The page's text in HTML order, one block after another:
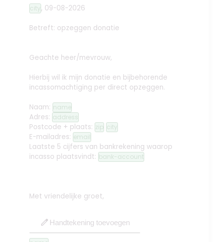
city, 09-08-2026
Betreft: opzeggen donatie
Geachte heer/mevrouw,
Hierbij wil ik mijn donatie en bijbehorende
incassomachtiging per direct opzeggen.
Naam: name
Adres: address
Postcode + plaats: zip city
E-mailadres: email
Laatste 5 cijfers van bankrekening waarop
incasso plaatsvindt: bank-account
Met vriendelijke groet,
edit Handtekening toevoegen